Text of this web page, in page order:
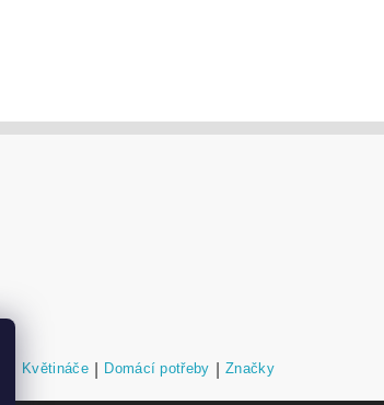
Květináče Domácí potřeby Značky